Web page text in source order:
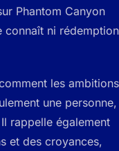
Phantom Canyon
connaît ni rédemption
les ambitions
une personne,
rappelle également
et des croyances,